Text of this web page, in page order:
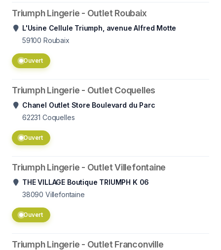
Triumph Lingerie - Outlet Roubaix
L'Usine Cellule Triumph, avenue Alfred Motte
59100 Roubaix
Ouvert
Triumph Lingerie - Outlet Coquelles
Chanel Outlet Store Boulevard du Parc
62231 Coquelles
Ouvert
Triumph Lingerie - Outlet Villefontaine
THE VILLAGE Boutique TRIUMPH K 06
38090 Villefontaine
Ouvert
Triumph Lingerie - Outlet Franconville